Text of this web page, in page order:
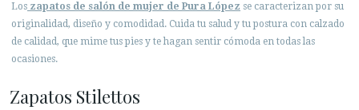
Los zapatos de salón de mujer de Pura López se caracterizan por su
originalidad, diseño y comodidad. Cuida tu salud y tu postura con calzado
de calidad, que mime tus pies y te hagan sentir cómoda en todas las
ocasiones.
Zapatos Stilettos